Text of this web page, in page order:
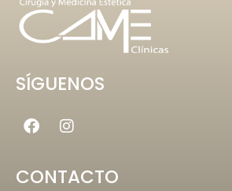
SÍGUENOS
CONTACTO